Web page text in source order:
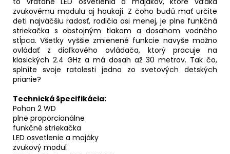
zvukovému modulu aj houkají. Z čoho budú mať určite
deti najväčšiu radosť, rodičia asi menej, je plne funkčná
striekačka s obstojným tlakom a dosahom vodného
stĺpca. Všetky vyššie zmienené funkcie navyše možno
ovládať z diaľkového ovládača, ktorý pracuje na
klasických 2.4 GHz a má dosah až 30 metrov. Tak čo,
splníte svoje ratolesti jedno zo svetových detských
prianie?
Technická špecifikácia:
Pohon 2 WD
plne proporcionálne
funkčné striekačka
LED osvetlenie a majáky
zvukový modul